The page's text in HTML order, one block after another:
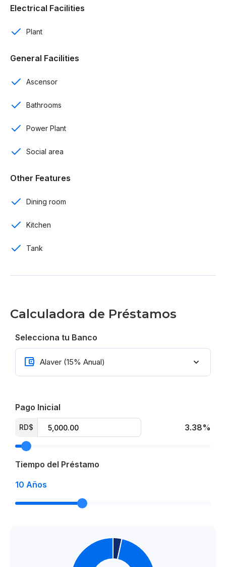
Gimnasio
Área social
Lobby
Listo para entrega
Por US$ 148,000
Electrical Facilities
Plant
General Facilities
Ascensor
Bathrooms
Power Plant
Social area
Other Features
Dining room
Kitchen
Tank
Calculadora de Préstamos
Selecciona tu Banco
Pago Inicial
RD$ 3.38%
Tiempo del Préstamo
10 Años